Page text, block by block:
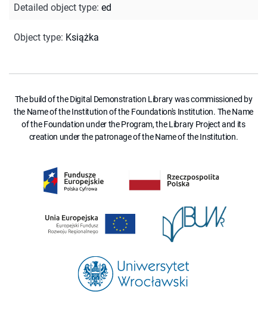
Detailed object type: ed
Object type: Książka
The build of the Digital Demonstration Library was commissioned by
the Name of the Institution of the Foundation's Institution. The Name
of the Foundation under the Program, the Library Project and its
creation under the patronage of the Name of the Institution.